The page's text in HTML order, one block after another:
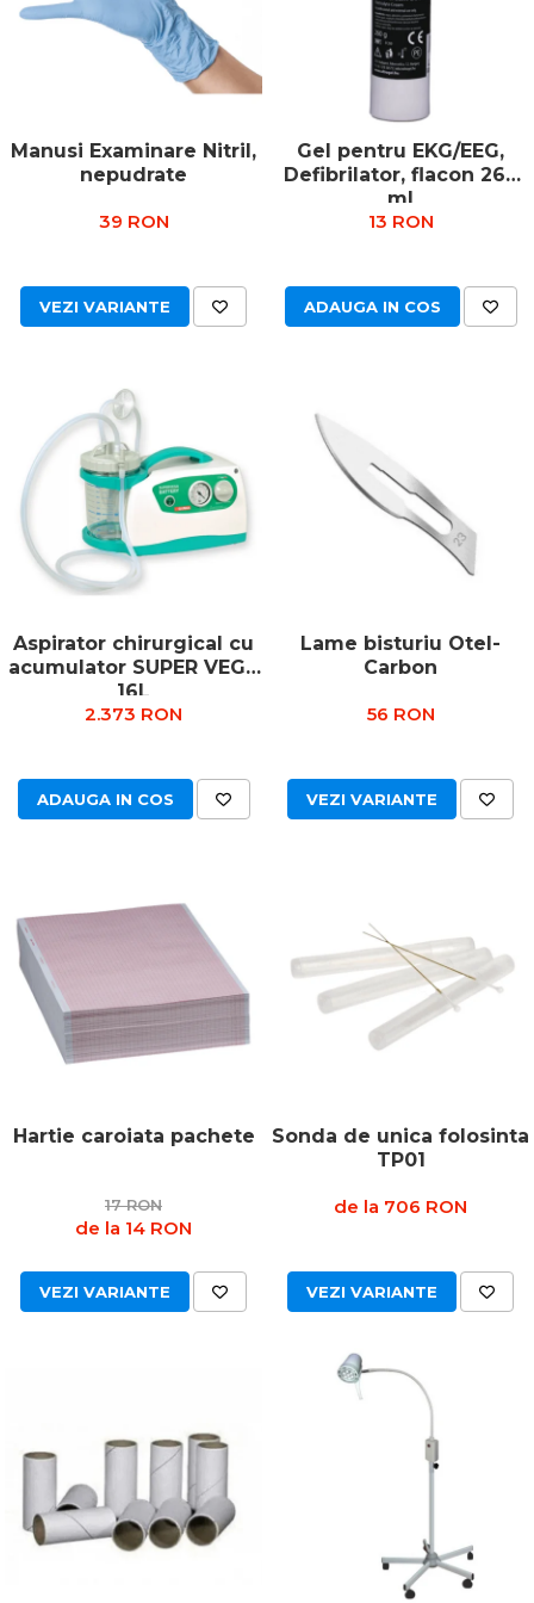
OCT - Tomografe in coerenta
proiectoare de teste
Perimetre
Sinoptofoare
Termometre
Teste Cromatice
Tonometre
Truse de lentile si rame probe
Truse prim ajutor
Vizioteste
VET
Manusi Examinare Nitril,
nepudrate
39 RON
VEZI VARIANTE
Gel pentru EKG/EEG,
Defibrilator, flacon 260
ml
13 RON
ADAUGA IN COS
Aspirator chirurgical cu
acumulator SUPER VEGA
16L
2.373 RON
ADAUGA IN COS
Lame bisturiu Otel-
Carbon
56 RON
VEZI VARIANTE
Hartie caroiata pachete
17 RON
de la 14 RON
VEZI VARIANTE
Sonda de unica folosinta
TP01
de la 706 RON
VEZI VARIANTE